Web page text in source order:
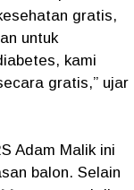
gratis,
untuk
kami
gratis,” ujar
Adam Malik ini
balon. Selain